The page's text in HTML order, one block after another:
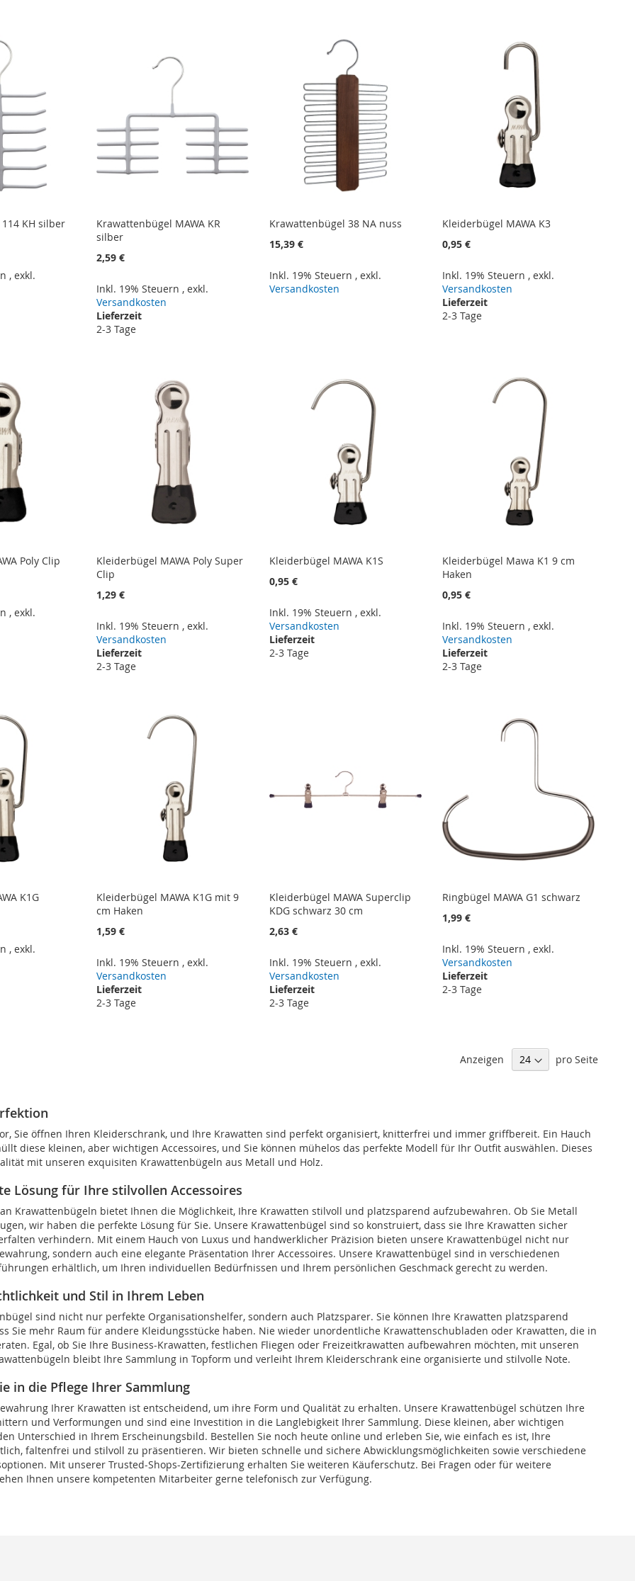
KH silber
,exkl.
Krawattenbügel MAWA KR
silber
2,59 €
Inkl. 19% Steuern ,exkl.
Versandkosten
Lieferzeit
2-3 Tage
Krawattenbügel 38 NA nuss
15,39 €
Inkl. 19% Steuern ,exkl.
Versandkosten
Kleiderbügel MAWA K3
0,95 €
Inkl. 19% Steuern ,exkl.
Versandkosten
Lieferzeit
2-3 Tage
Poly Clip
,exkl.
Kleiderbügel MAWA Poly Super
Clip
1,29 €
Inkl. 19% Steuern ,exkl.
Versandkosten
Lieferzeit
2-3 Tage
Kleiderbügel MAWA K1S
0,95 €
Inkl. 19% Steuern ,exkl.
Versandkosten
Lieferzeit
2-3 Tage
Kleiderbügel Mawa K1 9 cm
Haken
0,95 €
Inkl. 19% Steuern ,exkl.
Versandkosten
Lieferzeit
2-3 Tage
K1G
,exkl.
Kleiderbügel MAWA K1G mit 9
cm Haken
1,59 €
Inkl. 19% Steuern ,exkl.
Versandkosten
Lieferzeit
2-3 Tage
Kleiderbügel MAWA Superclip
KDG schwarz 30 cm
2,63 €
Inkl. 19% Steuern ,exkl.
Versandkosten
Lieferzeit
2-3 Tage
Ringbügel MAWA G1 schwarz
1,99 €
Inkl. 19% Steuern ,exkl.
Versandkosten
Lieferzeit
2-3 Tage
Anzeigen pro Seite
Sie öffnen Ihren Kleiderschrank, und Ihre Krawatten sind perfekt organisiert, knitterfrei und immer griffbereit. Ein Hauch
diese kleinen, aber wichtigen Accessoires, und Sie können mühelos das perfekte Modell für Ihr Outfit auswählen. Dieses
mit unseren exquisiten Krawattenbügeln aus Metall und Holz.
Lösung für Ihre stilvollen Accessoires
Krawattenbügeln bietet Ihnen die Möglichkeit, Ihre Krawatten stilvoll und platzsparend aufzubewahren. Ob Sie Metall
wir haben die perfekte Lösung für Sie. Unsere Krawattenbügel sind so konstruiert, dass sie Ihre Krawatten sicher
verhindern. Mit einem Hauch von Luxus und handwerklicher Präzision bieten unsere Krawattenbügel nicht nur
sondern auch eine elegante Präsentation Ihrer Accessoires. Unsere Krawattenbügel sind in verschiedenen
erhältlich, um Ihren individuellen Bedürfnissen und Ihrem persönlichen Geschmack gerecht zu werden.
und Stil in Ihrem Leben
sind nicht nur perfekte Organisationshelfer, sondern auch Platzsparer. Sie können Ihre Krawatten platzsparend
Sie mehr Raum für andere Kleidungsstücke haben. Nie wieder unordentliche Krawattenschubladen oder Krawatten, die in
Egal, ob Sie Ihre Business-Krawatten, festlichen Fliegen oder Freizeitkrawatten aufbewahren möchten, mit unseren
bleibt Ihre Sammlung in Topform und verleiht Ihrem Kleiderschrank eine organisierte und stilvolle Note.
in die Pflege Ihrer Sammlung
Ihrer Krawatten ist entscheidend, um ihre Form und Qualität zu erhalten. Unsere Krawattenbügel schützen Ihre
und Verformungen und sind eine Investition in die Langlebigkeit Ihrer Sammlung. Diese kleinen, aber wichtigen
Unterschied in Ihrem Erscheinungsbild. Bestellen Sie noch heute online und erleben Sie, wie einfach es ist, Ihre
faltenfrei und stilvoll zu präsentieren. Wir bieten schnelle und sichere Abwicklungsmöglichkeiten sowie verschiedene
Mit unserer Trusted-Shops-Zertifizierung erhalten Sie weiteren Käuferschutz. Bei Fragen oder für weitere
Ihnen unsere kompetenten Mitarbeiter gerne telefonisch zur Verfügung.